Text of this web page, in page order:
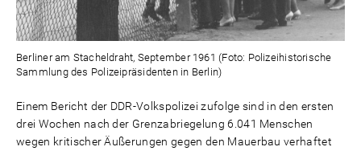
Berliner am Stacheldraht, September 1961 (Foto: Polizeihistorische
Sammlung des Polizeipräsidenten in Berlin)
Einem Bericht der DDR-Volkspolizei zufolge sind in den ersten
drei Wochen nach der Grenzabriegelung 6.041 Menschen
wegen kritischer Äußerungen gegen den Mauerbau verhaftet